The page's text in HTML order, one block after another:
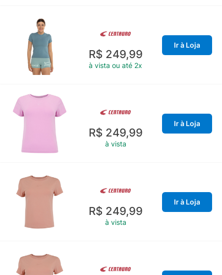
R$ 249,99
à vista ou até 2x
Ir à Loja
R$ 249,99
à vista
Ir à Loja
R$ 249,99
à vista
Ir à Loja